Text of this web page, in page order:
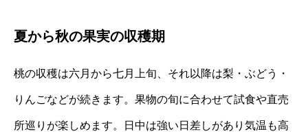
夏から秋の果実の収穫期
桃の収穫は六月から七月上旬、それ以降は梨・ぶどう・
りんごなどが続きます。果物の旬に合わせて試食や直売
所巡りが楽しめます。日中は強い日差しがあり気温も高